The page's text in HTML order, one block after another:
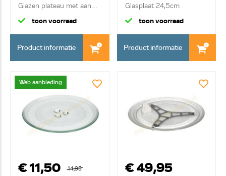
Glazen plateau met aan...
toon voorraad
Product informatie
Glasplaat 24,5cm
toon voorraad
Product informatie
Web aanbieding
€ 11,50
14,95
€ 49,95